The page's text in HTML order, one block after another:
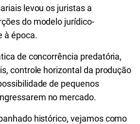
levou os juristas a
do modelo jurídico-
à época.
de concorrência predatória,
controle horizontal da produção
de pequenos
no mercado.
histórico, vejamos como